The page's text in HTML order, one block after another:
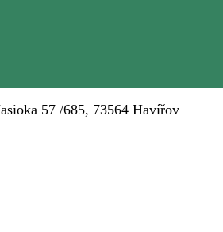
57 /685, 73564 Havířov